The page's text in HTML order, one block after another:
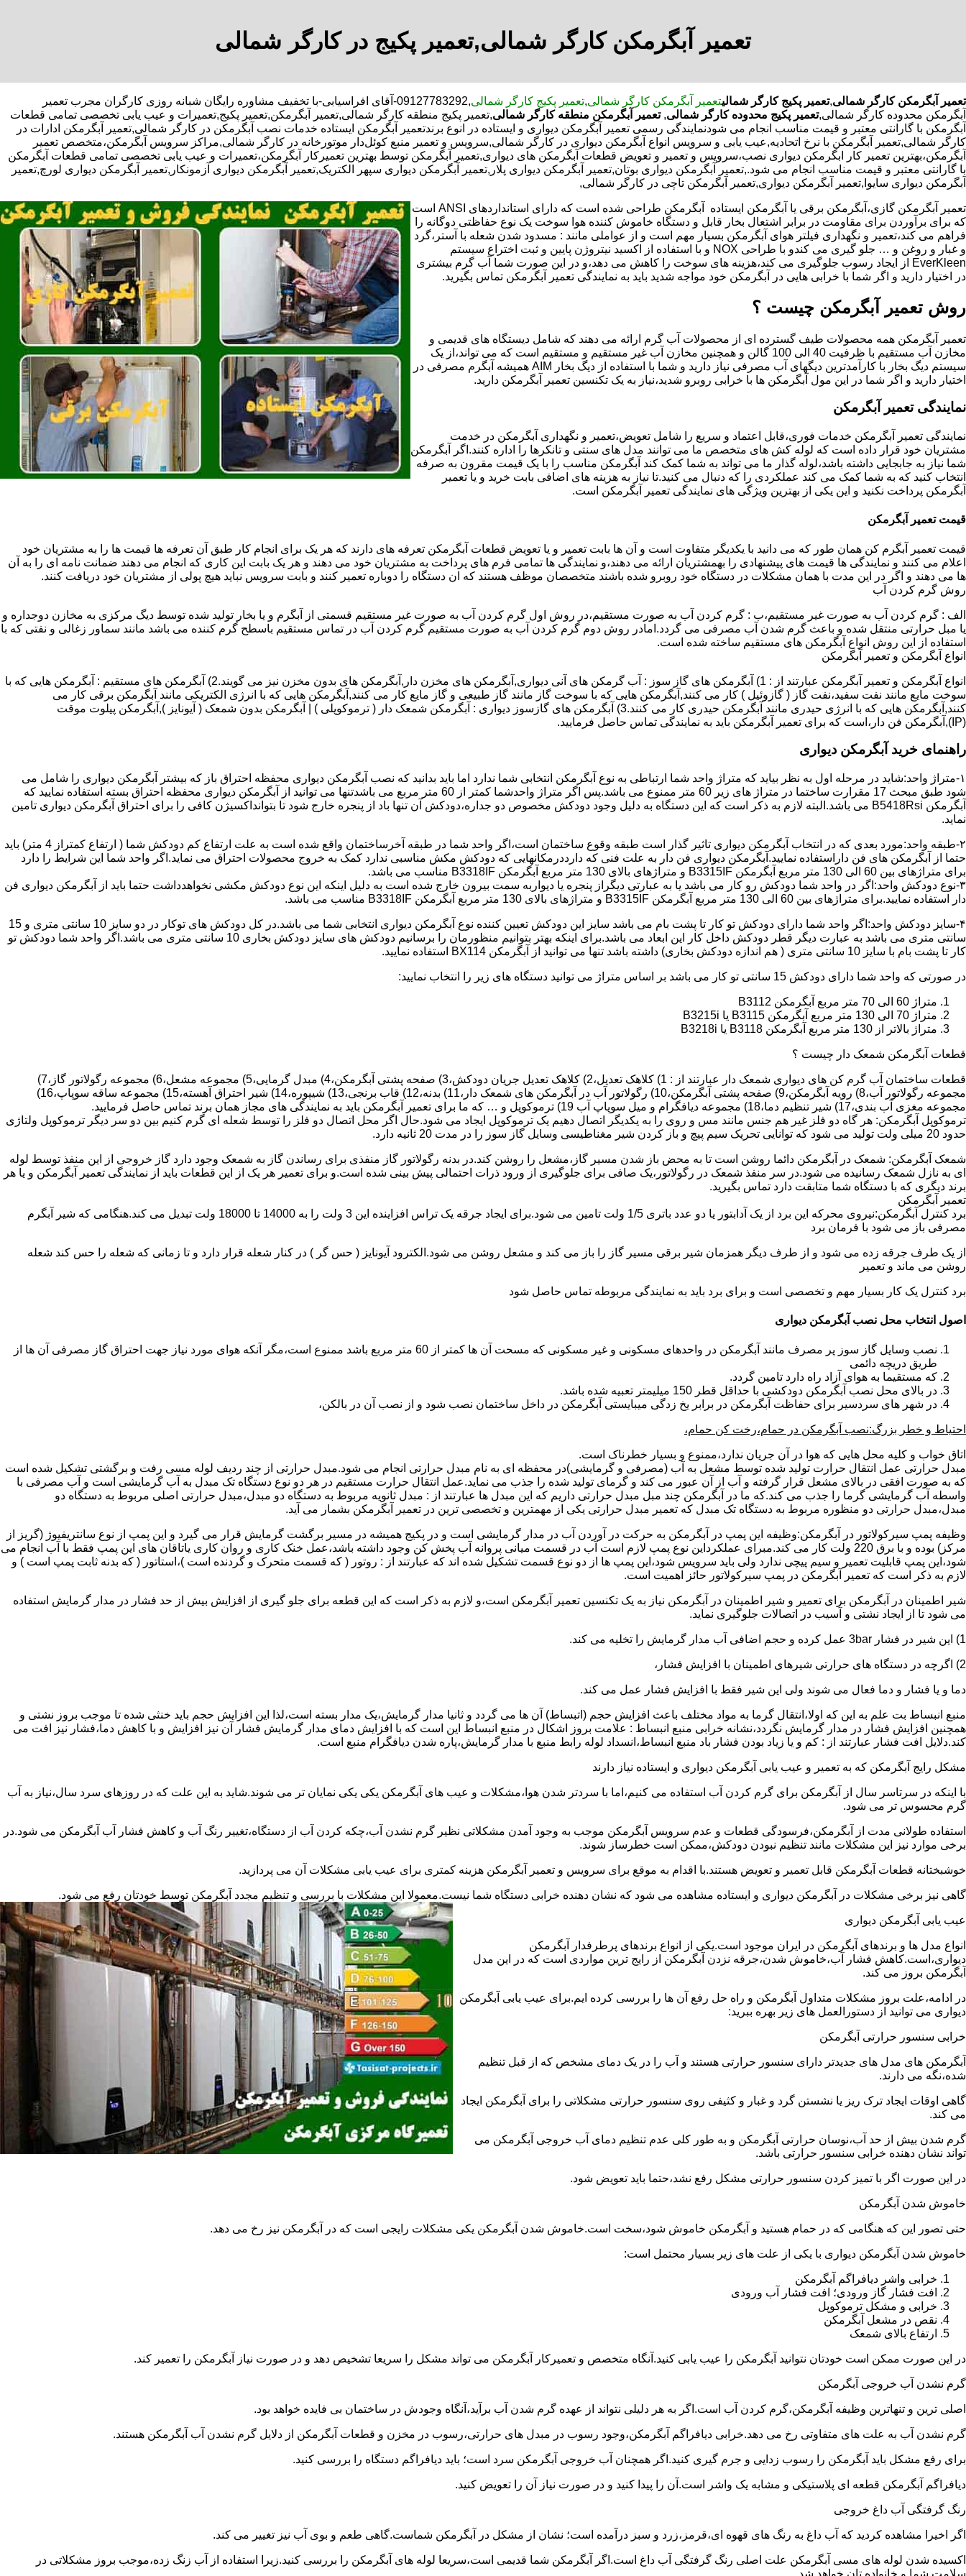
تعمیر آبگرمکن کارگر شمالی,تعمیر پکیج در کارگر شمالی
تعمیر آبگرمکن کارگر شمالی,تعمیر پکیج کارگر شمالیتعمیر آبگرمکن کارگر شمالی,تعمیر پکیج کارگر شمالی
,09127783292-آقای افراسیابی-با تخفیف مشاوره رایگان شبانه روزی کارگران مجرب تعمیر
آبگرمکن محدوده کارگر شمالی,تعمیر پکیج محدوده کارگر شمالی, تعمیر آبگرمکن منطقه کارگر شمالی,تعمیر پکیج منطقه کارگر شمالی,تعمیر آبگرمکن,تعمیر پکیج,تعمیرات و عیب یابی تخصصی تمامی قطعات
آبگرمکن با گارانتی معتبر و قیمت مناسب انجام می شودنمایندگی رسمی تعمیر آبگرمکن دیواری و ایستاده در انوع برندتعمیر آبگرمکن ایستاده خدمات نصب آبگرمکن در کارگر شمالی,تعمیر آبگرمکن ادارات در
کارگر شمالی,تعمیر آبگرمکن با نرخ اتحادیه,عیب یابی و سرویس انواع آبگرمکن دیواری در کارگر شمالی,سرویس و تعمیر منبع کوئل‌دار موتورخانه در کارگر شمالی,مراکز سرویس آبگرمکن،متخصص تعمیر
آبگرمکن،بهترین تعمیر کار ابگرمکن دیواری نصب،سرویس و تعمیر و تعویض قطعات آبگرمکن های دیواری,تعمیر آبگرمکن توسط بهترین تعمیرکار آبگرمکن،تعمیرات و عیب یابی تخصصی تمامی قطعات آبگرمکن
با گارانتی معتبر و قیمت مناسب انجام می شود.,تعمیر آبگرمکن دیواری بوتان,تعمیر آبگرمکن دیواری پلار,تعمیر آبگرمکن دیواری سپهر الکتریک,تعمیر آبگرمکن دیواری آزمونکار,تعمیر آبگرمکن دیواری لورچ,تعمیر
آبگرمکن دیواری سایوا,تعمیر آبگرمکن دیواری,تعمیر آبگرمکن تاچی در کارگر شمالی,
تعمیر آبگرمکن گازی،آبگرمکن برقی یا آبگرمکن ایستاده ​ آبگرمکن طراحی شده است که دارای استانداردهای ANSI است
که برای برآوردن برای مقاومت در برابر اشتعال بخار قابل و دستگاه خاموش کننده هوا سوخت یک نوع حفاظتی دوگانه را
فراهم می کند،تعمیر و نگهداری فیلتر هوای آبگرمکن بسیار مهم است و از عواملی مانند : مسدود شدن شعله با آستر،گرد
و غبار و روغن و … جلو گیری می کندو با طراحی NOX و با استفاده از اکسید نیتروژن پایین و ثبت اختراع سیستم
EverKleen از ایجاد رسوب جلوگیری می کند،هزینه های سوخت را کاهش می دهد،و در این صورت شما آب گرم بیشتری
در اختیار دارید و اگر شما با خرابی هایی در آبگرمکن خود مواجه شدید باید به نمایندگی تعمیر آبگرمکن تماس بگیرید.
روش تعمیر آبگرمکن چیست ؟
تعمیر آبگرمکن همه محصولات طیف گسترده ای از محصولات آب گرم ارائه می دهند که شامل دیستگاه های قدیمی و
مخازن آب مستقیم با ظرفیت 40 الی 100 گالن و همچنین مخازن آب غیر مستقیم و مستقیم است که می تواند،از یک
سیستم دیگ بخار با کارآمدترین دیگهای آب مصرفی نیاز دارید و شما با استفاده از دیگ بخار AIM همیشه آبگرم مصرفی در
اختیار دارید و اگر شما در این مول آبگرمکن ها با خرابی روبرو شدید،نیاز به یک تکنسین تعمیر آبگرمکن دارید.
نمایندگی تعمیر آبگرمکن
نمایندگی تعمیر آبگرمکن خدمات فوری،قابل اعتماد و سریع را شامل تعویض،تعمیر و نگهداری آبگرمکن در خدمت
مشتریان خود قرار داده است که لوله کش های متخصص ما می توانند مدل های سنتی و تانکرها را اداره کنند.اگر آبگرمکن
شما نیاز به جابجایی داشته باشد،لوله گذار ما می تواند به شما کمک کند آبگرمکن مناسب را با یک قیمت مقرون به صرفه
انتخاب کنید که به شما کمک می کند عملکردی را که دنبال می کنید.تا نیاز به هزینه های اضافی بابت خرید و یا تعمیر
آبگرمکن پرداخت نکنید و این یکی از بهترین ویژگی های نمایندگی تعمیر آبگرمکن است.
قیمت تعمیر آبگرمکن
قیمت تعمیر آبگرم کن همان طور که می دانید با یکدیگر متفاوت است و آن ها بابت تعمیر و یا تعویض قطعات آبگرمکن تعرفه های دارند که هر یک برای انجام کار طبق آن تعرفه ها قیمت ها را به مشتریان خود
اعلام می کنند و نمایندگی ها قیمت های پیشنهادی را بهمشتریان ارائه می دهند،و نمایندگی ها تمامی فرم های پرداخت به مشتریان خود می دهند و هر یک بابت این کاری که انجام می دهند ضمانت نامه ای را به آن
ها می دهند و اگر در این مدت با همان مشکلات در دستگاه خود روبرو شده باشند متخصصان موظف هستند که ان دستگاه را دوباره تعمیر کنند و بابت سرویس نباید هیچ پولی از مشتریان خود دریافت کنند.
روش گرم کردن آب
الف : گرم کردن آب به صورت غیر مستقیم،ب : گرم کردن آب به صورت مستقیم،در روش اول گرم کردن آب به صورت غیر مستقیم قسمتی از آبگرم و یا بخار تولید شده توسط دیگ مرکزی به مخازن دوجداره و
یا مبل حرارتی منتقل شده و باعث گرم شدن آب مصرفی می گردد.امادر روش دوم گرم کردن آب به صورت مستقیم گرم کردن آب در تماس مستقیم باسطح گرم کننده می باشد مانند سماور زغالی و نفتی که با
استفاده از این روش انواع آبگرمکن های مستقیم ساخته شده است.
انواع آبگرمکن و تعمیر آبگرمکن
انواع آبگرمکن و تعمیر آبگرمکن عبارتند از : 1) آبگرمکن های گاز سوز : آب گرمکن های آنی دیواری,آبگرمکن های مخزن دار,آبگرمکن های بدون مخزن نیز می گویند.2) آبگرمکن های مستقیم : آبگرمکن هایی که با
سوخت مایع مانند نفت سفید،نفت گاز ( گازوئیل ) کار می کنند,آبگرمکن هایی که با سوخت گاز مانند گاز طبیعی و گاز مایع کار می کنند,آبگرمکن هایی که با انرژی الکتریکی مانند آبگرمکن برقی کار می
کنند,آبگرمکن هایی که با انرژی حیدری مانند آبگرمکن حیدری کار می کنند.3) آبگرمکن های گازسوز دیواری : آبگرمکن شمعک دار ( ترموکوپلی ) | آبگرمکن بدون شمعک ( آیونایز ),آبگرمکن پیلوت موقت
(IP),آبگرمکن فن دار،است که برای تعمیر آبگرمکن باید به نمایندگی تماس حاصل فرمایید.
راهنمای خرید آبگرمکن دیواری
۱-متراژ واحد:شاید در مرحله اول به نظر بیاید که متراژ واحد شما ارتباطی به نوع آبگرمکن انتخابی شما ندارد اما باید بدانید که نصب آبگرمکن دیواری محفظه احتراق باز که بیشتر آبگرمکن دیواری را شامل می
شود طبق مبحث 17 مقرارت ساختما در متراژ های زیر 60 متر ممنوع می باشد.پس اگر متراژ واحدشما کمتر از 60 متر مربع می باشدتنها می توانید از آبگرمکن دیواری محفظه احتراق بسته استفاده نمایید که
آبگرمکن B5418Rsi می باشد.البته لازم به ذکر است که این دستگاه به دلیل وجود دودکش مخصوص دو جداره،دودکش آن تنها باد از پنجره خارج شود تا بتوانداکسیژن کافی را برای احتراق آبگرمکن دیواری تامین
نماید.
۲-طبقه واحد:مورد بعدی که در انتخاب آبگرمکن دیواری تاثیر گذار است طبقه وقوع ساختمان است،اگر واحد شما در طبقه آخرساختمان واقع شده است به علت ارتفاع کم دودکش شما ( ارتفاع کمتراز 4 متر) باید
حتما از آبگرمکن های فن داراستفاده نمایید.آبگرمکن دیواری فن دار به علت فنی که دارددرمکانهایی که دودکش مکش مناسبی ندارد کمک به خروج محصولات احتراق می نماید.اگر واحد شما این شرایط را دارد
برای متراژهای بین 60 الی 130 متر مربع آبگرمکن B3315IF و متراژهای بالای 130 متر مربع آبگرمکن B3318IF مناسب می باشد.
۳-نوع دودکش واحد:اگر در واحد شما دودکش رو کار می باشد یا به عبارتی دیگراز پنجره یا دیواربه سمت بیرون خارج شده است به دلیل اینکه این نوع دودکش مکشی نخواهدداشت حتما باید از آبگرمکن دیواری فن
دار استفاده نمایید.برای متراژهای بین 60 الی 130 متر مربع آبگرمکن B3315IF و متراژهای بالای 130 متر مربع آبگرمکن B3318IF مناسب می باشد.
۴-سایز دودکش واحد:اگر واحد شما دارای دودکش تو کار تا پشت بام می باشد سایز این دودکش تعیین کننده نوع آبگرمکن دیواری انتخابی شما می باشد.در کل دودکش های توکار در دو سایز 10 سانتی متری و 15
سانتی متری می باشد به عبارت دیگر قطر دودکش داخل کار این ابعاد می باشد.برای اینکه بهتر بتوانیم منظورمان را برسانیم دودکش های سایز دودکش بخاری 10 سانتی متری می باشد.اگر واحد شما دودکش تو
کار تا پشت بام با سایز 10 سانتی متری ( هم اندازه دودکش بخاری) داشته باشد تنها می توانید از آبگرمکن BX114 استفاده نمایید.
در صورتی که واحد شما دارای دودکش 15 سانتی تو کار می باشد بر اساس متراژ می توانید دستگاه های زیر را انتخاب نمایید:
متراژ 60 الی 70 متر مربع آبگرمکن B3112
متراژ 70 الی 130 متر مربع آبگرمکن B3115 یا B3215i
متراژ بالاتر از 130 متر مربع آبگرمکن B3118 یا B3218i
قطعات آبگرمکن شمعک دار چیست ؟
قطعات ساختمان آب گرم کن های دیواری شمعک دار عبارتند از : 1) کلاهک تعدیل،2) کلاهک تعدیل جریان دودکش،3) صفحه پشتی آبگرمکن،4) مبدل گرمایی،5) مجموعه مشعل،6) مجموعه رگولاتور گاز،7)
مجموعه رگولاتور آب،8) رویه آبگرمکن،9) صفحه پشتی آبگرمکن،10) رگولاتور آب در آبگرمکن های شمعک دار،11) بدنه،12) قاب برنجی،13) شیپوره،14) شیر احتراق آهسته،15) مجموعه ساقه سوپاپ،16)
مجموعه مغزی آب بندی،17) شیر تنظیم دما،18) مجموعه دیافگرام و میل سوپاپ آب 19) ترموکوپل و … که ما برای تعمیر آبگرمکن باید به نمایندگی های مجاز همان برند تماس حاصل فرمایید.
ترموکوپل آبگرمکن: هر گاه دو فلز غیر هم جنس مانند مس و روی را به یکدیگر اتصال دهیم یک ترموکوپل ایجاد می شود.حال اگر محل اتصال دو فلز را توسط شعله ای گرم کنیم بین دو سر دیگر ترموکوپل ولتاژی
حدود 20 میلی ولت تولید می شود که توانایی تحریک سیم پیچ و باز کردن شیر مغناطیسی وسایل گاز سوز را در مدت 20 ثانیه دارد.
شمعک آبگرمکن: شمعک در آبگرمکن دائما روشن است تا به محض باز شدن مسیر گاز،مشعل را روشن کند.در بدنه رگولاتور گاز منفذی برای رساندن گاز به شمعک وجود دارد گاز خروجی از این منفذ توسط لوله
ای به نازل شمعک رسانیده می شود.در سر منفذ شمعک در رگولاتور،یک صافی برای جلوگیری از ورود ذرات احتمالی پیش بینی شده است.و برای تعمیر هر یک از این قطعات باید از نمایندگی تعمیر آبگرمکن و یا هر
برند دیگری که با دستگاه شما متابقت دارد تماس بگیرید.
تعمیر آبگرمکن
برد کنترل آبگرمکن:نیروی محرکه این برد از یک آدابتور یا دو عدد باتری 1/5 ولت تامین می شود.برای ایجاد جرقه یک تراس افزاینده این 3 ولت را به 14000 تا 18000 ولت تبدیل می کند.هنگامی که شیر آبگرم
مصرفی باز می شود با فرمان برد
از یک طرف جرقه زده می شود و از طرف دیگر همزمان شیر برقی مسیر گاز را باز می کند و مشعل روشن می شود.الکترود آیونایز ( حس گر ) در کنار شعله قرار دارد و تا زمانی که شعله را حس کند شعله
روشن می ماند و تعمیر
برد کنترل یک کار بسیار مهم و تخصصی است و برای برد باید به نمایندگی مربوطه تماس حاصل شود
اصول انتخاب محل نصب آبگرمکن دیواری
نصب وسایل گاز سوز پر مصرف مانند آبگرمکن در واحدهای مسکونی و غیر مسکونی که مسحت آن ها کمتر از 60 متر مربع باشد ممنوع است،مگر آنکه هوای مورد نیاز جهت احتراق گاز مصرفی آن ها از
طریق دریچه دائمی
که مستقیما به هوای آزاد راه دارد تامین گردد.
در بالای محل نصب آبگرمکن دودکشی با حداقل قطر 150 میلیمتر تعبیه شده باشد.
در شهر های سردسیر برای حفاظت آبگرمکن در برابر یخ زدگی میبایستی آبگرمکن در داخل ساختمان نصب شود و از نصب آن در بالکن،
احتیاط و خطر بزرگ:نصب آبگرمکن در حمام،رخت کن حمام،
اتاق خواب و کلیه محل هایی که هوا در آن جریان ندارد،ممنوع و بسیار خطرناک است.
مبدل حرارتی عمل انتقال حرارت تولید شده توسط مشعل به آب (مصرفی و گرمایشی)در محفظه ای به نام مبدل حرارتی انجام می شود.مبدل حرارتی از چند ردیف لوله مسی رفت و برگشتی تشکیل شده است
که به صورت افقی در بالای مشعل قرار گرفته و آب از آن عبور می کند و گرمای تولید شده را جذب می نماید.عمل انتقال حرارت مستقیم در هر دو نوع دستگاه تک مبدل به آب گرمایشی است و آب مصرفی با
واسطه آب گرمایشی گرما را جذب می کند.که ما در آبگرمکن چند مبل مبدل حرارتی داریم که این مبدل ها عبارتند از : مبدل ثانویه مربوط به دستگاه دو مبدل،مبدل حرارتی اصلی مربوط به دستگاه دو
مبدل،مبدل حرارتی دو منظوره مربوط به دستگاه تک مبدل که تعمیر مبدل حرارتی یکی از مهمترین و تخصصی ترین در تعمیر آبگرمکن بشمار می آید.
وظیفه پمپ سیرکولاتور در آبگرمکن:وظیفه این پمپ در آبگرمکن به حرکت در آوردن آب در مدار گرمایشی است و در پکیج همیشه در مسیر برگشت گرمایش قرار می گیرد و این پمپ از نوع سانتریفیوژ (گریز از
مرکز) بوده و با برق 220 ولت کار می کند.مبرای عملکرداین نوع پمپ لازم است آب در قسمت میانی پروانه آب پخش کن وجود داشته باشد،عمل خنک کاری و روان کاری یاتاقان های این پمپ فقط با آب انجام می
شود،این پمپ قابلیت تعمیر و سیم پیچی ندارد ولی باید سرویس شود،این پمپ ها از دو نوع قسمت تشکیل شده اند که عبارتند از : روتور ( که قسمت متحرک و گردنده است )،استاتور ( که بدنه ثابت پمپ است ) و
لازم به ذکر است که تعمیر آبگرمکن در پمپ سیرکولاتور حائز اهمیت است.
شیر اطمینان در آبگرمکن برای تعمیر و شیر اطمینان در آبگرمکن نیاز به یک تکنسین تعمیر آبگرمکن است،و لازم به ذکر است که این قطعه برای جلو گیری از افزایش بیش از حد فشار در مدار گرمایش استفاده
می شود تا از ایجاد نشتی و آسیب در اتصالات جلوگیری نماید.
1) این شیر در فشار 3bar عمل کرده و حجم اضافی آب مدار گرمایش را تخلیه می کند.
2) اگرچه در دستگاه های حرارتی شیرهای اطمینان با افزایش فشار،
دما و یا فشار و دما فعال می شوند ولی این شیر فقط با افزایش فشار عمل می کند.
منبع انبساط بت علم به این که اولا،انتقال گرما به مواد مختلف باعث افزایش حجم (اتبساط) آن ها می گردد و ثانیا مدار گرمایش،یک مدار بسته است،لذا این افزایش حجم باید خنثی شده تا موجب بروز نشتی و
همچنین افزایش فشار در مدار گرمایش نگردد،نشانه خرابی منبع انبساط : علامت بروز اشکال در منبع انبساط این است که با افزایش دمای مدار گرمایش فشار آن نیز افزایش و با کاهش دما،فشار نیز افت می
کند.دلایل افت فشار عبارتند از : کم و یا زیاد بودن فشار باد منبع انبساط،انسداد لوله رابط منبع با مدار گرمایش،پاره شدن دیافگرام منبع است.
مشکل رایج آبگرمکن که به تعمیر و عیب یابی آبگرمکن دیواری و ایستاده نیاز دارند
با اینکه در سرتاسر سال از آبگرمکن برای گرم کردن آب استفاده می کنیم،اما با سردتر شدن هوا،مشکلات و عیب های آبگرمکن یکی یکی نمایان تر می شوند.شاید به این علت که در روزهای سرد سال،نیاز به آب
گرم محسوس تر می شود.
استفاده طولانی مدت از آبگرمکن،فرسودگی قطعات و عدم سرویس آبگرمکن موجب به وجود آمدن مشکلاتی نظیر گرم نشدن آب،چکه کردن آب از دستگاه،تغییر رنگ آب و کاهش فشار آب آبگرمکن می شود.در
برخی موارد نیز این مشکلات مانند تنظیم نبودن دودکش،ممکن است خطرساز شوند.
خوشبختانه قطعات آبگرمکن قابل تعمیر و تعویض هستند.با اقدام به موقع برای سرویس و تعمیر آبگرمکن هزینه کمتری برای عیب یابی مشکلات آن می پردازید.
گاهی نیز برخی مشکلات در آبگرمکن دیواری و ایستاده مشاهده می شود که نشان دهنده خرابی دستگاه شما نیست.معمولا این مشکلات با بررسی و تنظیم مجدد آبگرمکن توسط خودتان رفع می شود.
عیب یابی آبگرمکن دیواری
انواع مدل ها و برندهای آبگرمکن در ایران موجود است.یکی از انواع برندهای پرطرفدار آبگرمکن
دیواری،است.کاهش فشار آب،خاموش شدن،جرقه نزدن آبگرمکن از رایج ترین مواردی است که در این مدل
آبگرمکن بروز می کند.
در ادامه،علت بروز مشکلات متداول آبگرمکن و راه حل رفع آن ها را بررسی کرده ایم.برای عیب یابی آبگرمکن
دیواری می توانید از دستورالعمل های زیر بهره ببرید:
خرابی سنسور حرارتی آبگرمکن
آبگرمکن های مدل های جدیدتر دارای سنسور حرارتی هستند و آب را در یک دمای مشخص که از قبل تنظیم
شده،نگه می دارند.
گاهی اوقات ایجاد ترک ریز یا نشستن گرد و غبار و کثیفی روی سنسور حرارتی مشکلاتی را برای آبگرمکن ایجاد
می کند.
گرم شدن بیش از حد آب،نوسان حرارتی آبگرمکن و به طور کلی عدم تنظیم دمای آب خروجی آبگرمکن می
تواند نشان دهنده خرابی سنسور حرارتی باشد.
در این صورت اگر با تمیز کردن سنسور حرارتی مشکل رفع نشد،حتما باید تعویض شود.
خاموش شدن آبگرمکن
حتی تصور این که هنگامی که در حمام هستید و آبگرمکن خاموش شود،سخت است.خاموش شدن آبگرمکن یکی مشکلات رایجی است که در آبگرمکن نیز رخ می دهد.
خاموش شدن آبگرمکن دیواری با یکی از علت های زیر بسیار محتمل است:
خرابی واشر دیافراگم آبگرمکن
افت فشار گاز ورودی؛ افت فشار آب ورودی
خرابی و مشکل ترموکوپل
نقص در مشعل آبگرمکن
ارتفاع بالای شمعک
در این صورت ممکن است خودتان نتوانید آبگرمکن را عیب یابی کنید.آنگاه متخصص و تعمیرکار آبگرمکن می تواند مشکل را سریعا تشخیص دهد و در صورت نیاز آبگرمکن را تعمیر کند.
گرم نشدن آب خروجی آبگرمکن
اصلی ترین و تنهاترین وظیفه آبگرمکن،گرم کردن آب است.اگر به هر دلیلی نتواند از عهده گرم شدن آب برآید،آنگاه وجودش در ساختمان بی فایده خواهد بود.
گرم نشدن آب به علت های متفاوتی رخ می دهد.خرابی دیافراگم آبگرمکن،وجود رسوب در مبدل های حرارتی،رسوب در مخزن و قطعات آبگرمکن از دلایل گرم نشدن آب آبگرمکن هستند.
برای رفع مشکل باید آبگرمکن را رسوب زدایی و جرم گیری کنید.اگر همچنان آب خروجی آبگرمکن سرد است؛ باید دیافراگم دستگاه را بررسی کنید.
دیافراگم آبگرمکن قطعه ای پلاستیکی و مشابه یک واشر است.آن را پیدا کنید و در صورت نیاز آن را تعویض کنید.
رنگ گرفتگی آب داغ خروجی
اگر اخیرا مشاهده کردید که آب داغ به رنگ های قهوه ای،قرمز،زرد و سبز درآمده است؛ نشان از مشکل در آبگرمکن شماست.گاهی طعم و بوی آب نیز تغییر می کند.
اکسیده شدن لوله های مسی آبگرمکن علت اصلی رنگ گرفتگی آب داغ است.اگر آبگرمکن شما قدیمی است،سریعا لوله های آبگرمکن را بررسی کنید.زیرا استفاده از آب زنگ زده،موجب بروز مشکلاتی در
سلامت شما و خانواده تان خواهد شد.